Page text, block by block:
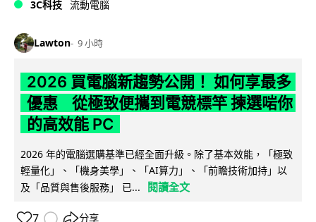
3C科技 流動電腦
Lawton 9 小時
2026 買電腦新趨勢公開！ 如何享最多
優惠 從極致便攜到電競標竿 揀選啱你
的高效能 PC
2026 年的電腦選購基準已經全面升級。除了基本效能，「極致
輕量化」、「機身美學」、「AI算力」、「前瞻技術加持」以
及「品質與售後服務」 已...
閱讀全文
7 分享